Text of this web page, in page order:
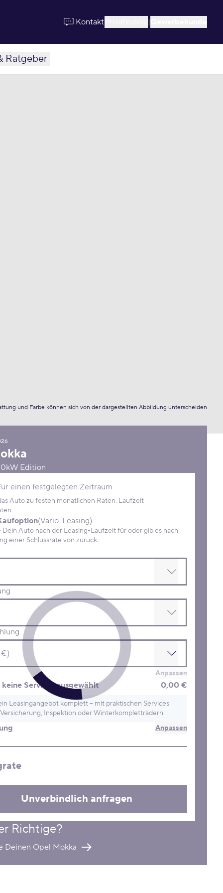
Kontakt |
Ratgeber
und Farbe können sich von der dargestellten Abbildung unterscheiden
Edition
einen festgelegten Zeitraum
Auto zu festen monatlichen Raten. Laufzeit
(Vario-Leasing)
Auto nach der Leasing-Laufzeit für oder gib es nach
Zahlung einer Schlussrate von zurück.
Anpassen
Services ausgewählt 0,00 €
Leasingangebot komplett – mit praktischen Services
Inspektion oder Winterkompletträdern.
Anpassen
Unverbindlich anfragen
Richtige?
Deinen Opel Mokka